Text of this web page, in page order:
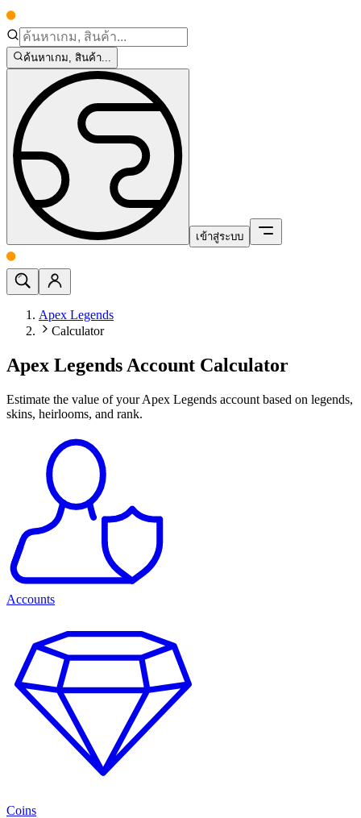
ค้นหาเกม, สินค้า...
เข้าสู่ระบบ
Apex Legends
Calculator
Apex Legends Account Calculator
Estimate the value of your Apex Legends account based on legends,
skins, heirlooms, and rank.
Accounts
Coins